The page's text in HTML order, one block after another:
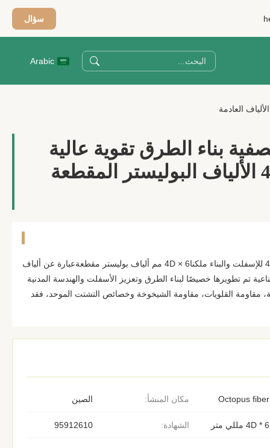
سؤال
Arabic
بناء الطرق تقوية عالية
القوة 4D * 6MM الألياف البوليستر المقطعة
ألياف البوليستر المقطعة 4D×6MM للإسفلت والبناء ملكنا4D × 6 مم ألياف بوليستر مقطعةعبارة عن ألياف
تم تطويرها خصيصًا لبناء الطرق وتعزيز الأسفلت والهندسة المدنية
مقاومة القلويات، مقاومة الشيخوخة وخصائص التشتت الموحد، فقد
مكان المنشأ: الصين Octopus fiber
الشهادة: 95912610 4D * 6 مللي متر